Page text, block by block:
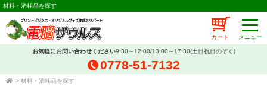
材料・消耗品を探す
カート
お気軽にお問い合わせください9:30～12:00/13:00～17:30(土日祝日のぞく)
0778-51-7132
> 材料・消耗品を探す